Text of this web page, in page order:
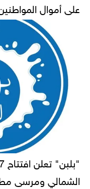
على أموال
الشمالي ومرسى